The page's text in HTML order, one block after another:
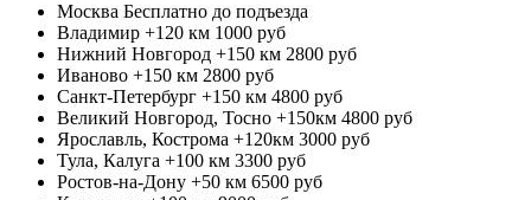
Москва Бесплатно до подъезда
Владимир +120 км 1000 руб
Нижний Новгород +150 км 2800 руб
Иваново +150 км 2800 руб
Санкт-Петербург +150 км 4800 руб
Великий Новгород, Тосно +150км 4800 руб
Ярославль, Кострома +120км 3000 руб
Тула, Калуга +100 км 3300 руб
Ростов-на-Дону +50 км 6500 руб